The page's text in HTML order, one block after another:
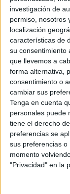
investigación de
permiso, nosotros
localización
características de
su consentimiento
que llevemos a
forma alternativa,
consentimiento o
cambiar sus
Tenga en cuenta
personales puede
tiene el derecho
preferencias se
sus preferencias
momento
"Privacidad" en la
Alicante(4)
Barcelona(6)
(3)
Cáceres
Cuenca(1)
Granada(3)
Girona(1)
Illes Balears (1)
León(1)
Lleida(2)
Madrid(3)
Málaga(2)
Murcia(3)
Navarra(3)
La Rioja(1)